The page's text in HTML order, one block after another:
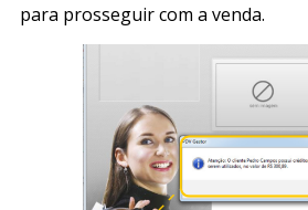
para prosseguir com a venda.